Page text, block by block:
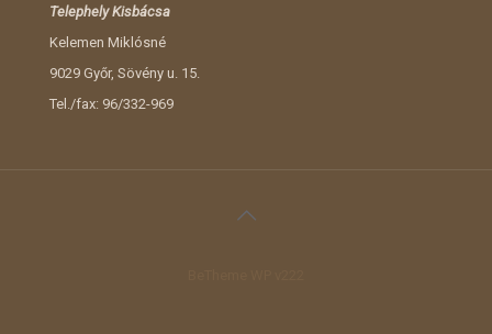
Telephely Kisbácsa
Kelemen Miklósné
9029 Győr, Sövény u. 15.
Tel./fax: 96/332-969